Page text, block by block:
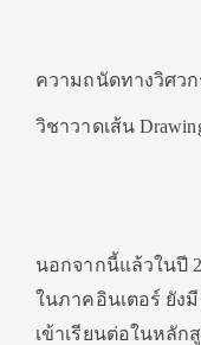
ความถนัดทางวิศว
วิชาวาดเส้น
นอกจากนี้แล้วในปี
ในภาคอินเตอร์ ยัง
เข้าเรียนต่อในหลั